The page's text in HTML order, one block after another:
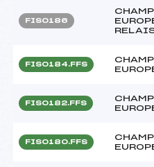
FIS0186
FIS0184.FFS
FIS0182.FFS
FIS0180.FFS